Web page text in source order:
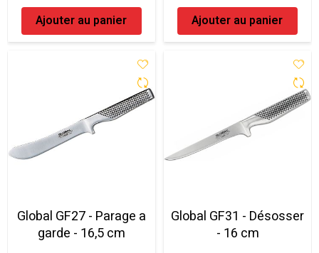
Ajouter au panier Ajouter au panier
Global GF27 - Parage a
garde - 16,5 cm
Global GF31 - Désosser
- 16 cm